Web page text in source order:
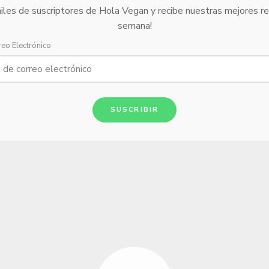
de suscriptores de Hola Vegan y recibe nuestras mejores
semana!
Electrónico
SUSCRIBIR